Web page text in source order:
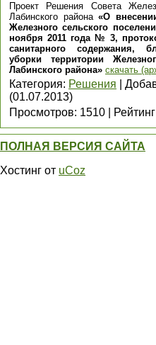
Проект Решения Совета
Лабинского района«О
Железного сельского
ноября 2011 года № 3,
санитарного содержания,
уборки территории
Лабинского района» скачать
Категория: Решения
(01.07.2013)
Просмотров: 1510 Рейтинг
ПОЛНАЯ ВЕРСИЯ САЙТА
Хостинг от uCoz